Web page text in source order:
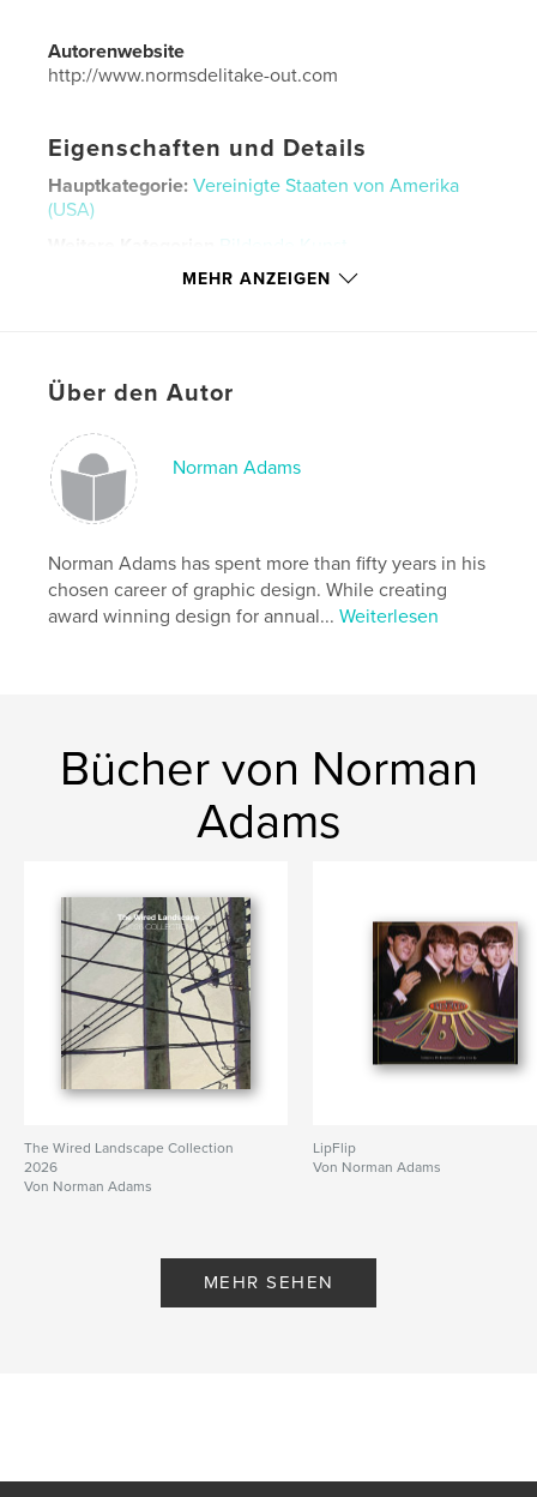
Autorenwebsite
http://www.normsdelitake-out.com
Eigenschaften und Details
Hauptkategorie: Vereinigte Staaten von Amerika
(USA)
Bildende Kunst
Quadratisch groß, 30×30 cm
Sprache
English
Utility
MEHR ANZEIGEN
Über den Autor
Norman Adams
Norman Adams has spent more than fifty years in his
chosen career of graphic design. While creating
award winning design for annual...Weiterlesen
Bücher von Norman
Adams
The Wired Landscape Collection
2026
Von Norman Adams
LipFlip
Von Norman Adams
MEHR SEHEN